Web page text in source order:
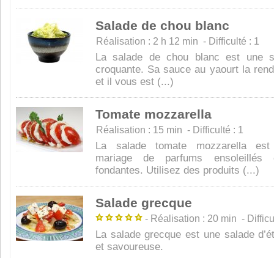
Salade de chou blanc
Réalisation : 2 h 12 min - Difficulté : 1
La salade de chou blanc est une
croquante. Sa sauce au yaourt la
et il vous est (...)
Tomate mozzarella
Réalisation : 15 min - Difficulté : 1
La salade tomate mozzarella
mariage de parfums
fondantes. Utilisez des produits (...)
Salade grecque
- Réalisation : 20 min -
La salade grecque est une salade
et savoureuse.